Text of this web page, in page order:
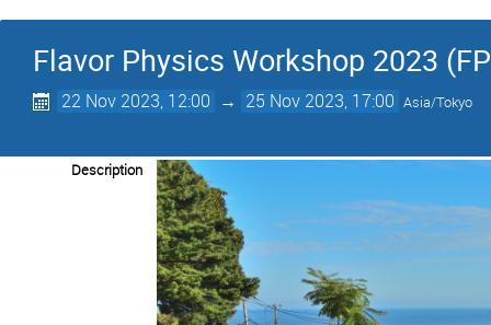
Flavor Physics Workshop 2023
22 Nov 2023, 12:00 → 25 Nov 2023, 17:00 Asia/Tokyo
Description